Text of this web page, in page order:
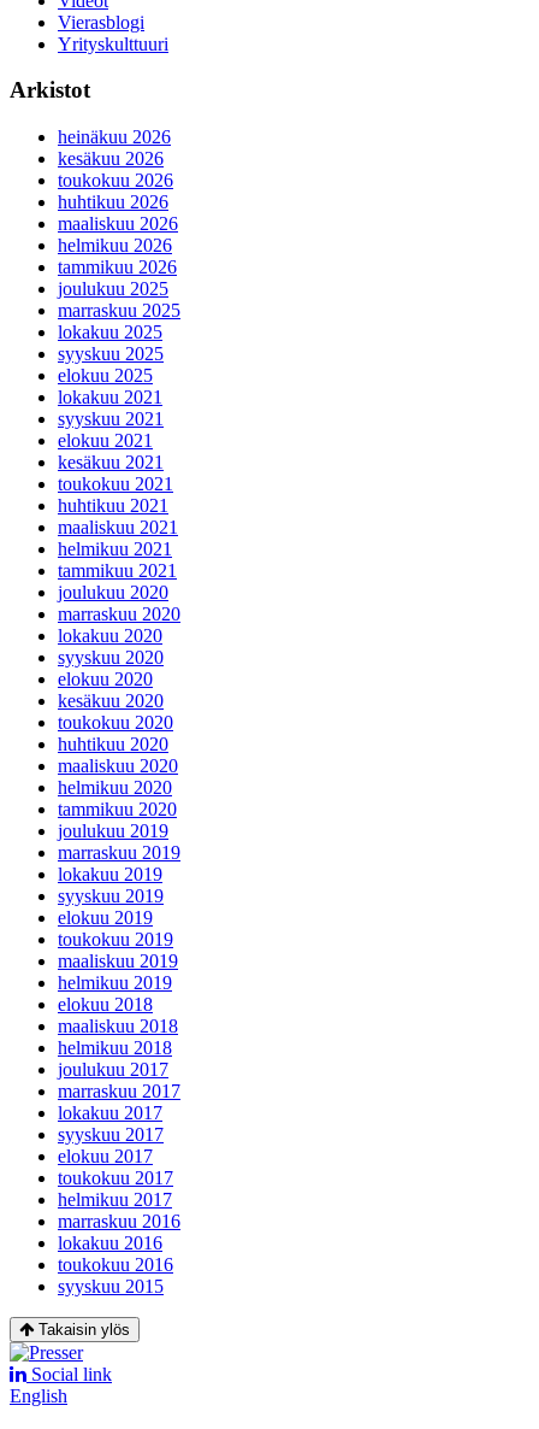
Vierasblogi
Yrityskulttuuri
Arkistot
heinäkuu 2026
kesäkuu 2026
toukokuu 2026
huhtikuu 2026
maaliskuu 2026
helmikuu 2026
tammikuu 2026
joulukuu 2025
marraskuu 2025
lokakuu 2025
syyskuu 2025
elokuu 2025
lokakuu 2021
syyskuu 2021
elokuu 2021
kesäkuu 2021
toukokuu 2021
huhtikuu 2021
maaliskuu 2021
helmikuu 2021
tammikuu 2021
joulukuu 2020
marraskuu 2020
lokakuu 2020
syyskuu 2020
elokuu 2020
kesäkuu 2020
toukokuu 2020
huhtikuu 2020
maaliskuu 2020
helmikuu 2020
tammikuu 2020
joulukuu 2019
marraskuu 2019
lokakuu 2019
syyskuu 2019
elokuu 2019
toukokuu 2019
maaliskuu 2019
helmikuu 2019
elokuu 2018
maaliskuu 2018
helmikuu 2018
joulukuu 2017
marraskuu 2017
lokakuu 2017
syyskuu 2017
elokuu 2017
toukokuu 2017
helmikuu 2017
marraskuu 2016
lokakuu 2016
toukokuu 2016
syyskuu 2015
Takaisin ylös
Social link
English